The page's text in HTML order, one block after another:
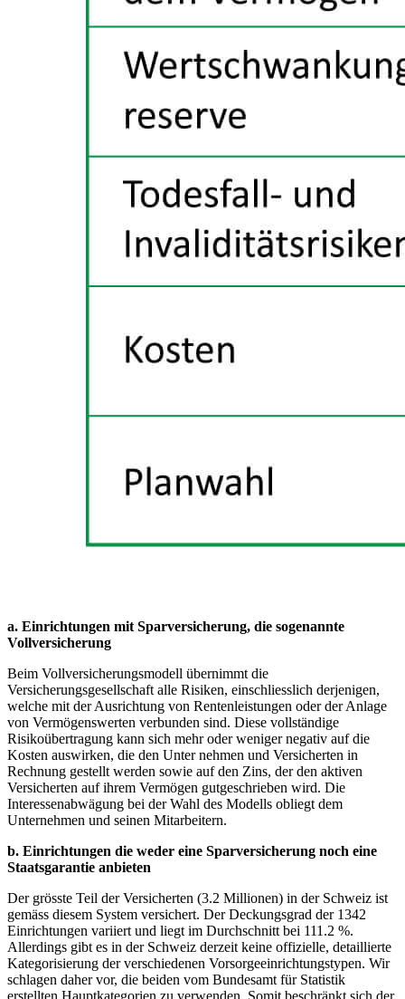
a. Einrichtungen mit Sparversicherung, die sogenannte
Vollversicherung
Beim Vollversicherungsmodell übernimmt die
Versicherungsgesellschaft alle Risiken, einschliesslich derjenigen,
welche mit der Ausrichtung von Rentenleistungen oder der Anlage
von Vermögenswerten verbunden sind. Diese vollständige
Risikoübertragung kann sich mehr oder weniger negativ auf die
Kosten auswirken, die den Unter nehmen und Versicherten in
Rechnung gestellt werden sowie auf den Zins, der den aktiven
Versicherten auf ihrem Vermögen gutgeschrieben wird. Die
Interessenabwägung bei der Wahl des Modells obliegt dem
Unternehmen und seinen Mitarbeitern.
b. Einrichtungen die weder eine Sparversicherung noch eine
Staatsgarantie anbieten
Der grösste Teil der Versicherten (3.2 Millionen) in der Schweiz ist
gemäss diesem System versichert. Der Deckungsgrad der 1342
Einrichtungen variiert und liegt im Durchschnitt bei 111.2 %.
Allerdings gibt es in der Schweiz derzeit keine offizielle, detaillierte
Kategorisierung der verschiedenen Vorsorgeeinrichtungstypen. Wir
schlagen daher vor, die beiden vom Bundesamt für Statistik
erstellten Hauptkategorien zu verwenden. Somit beschränkt sich der